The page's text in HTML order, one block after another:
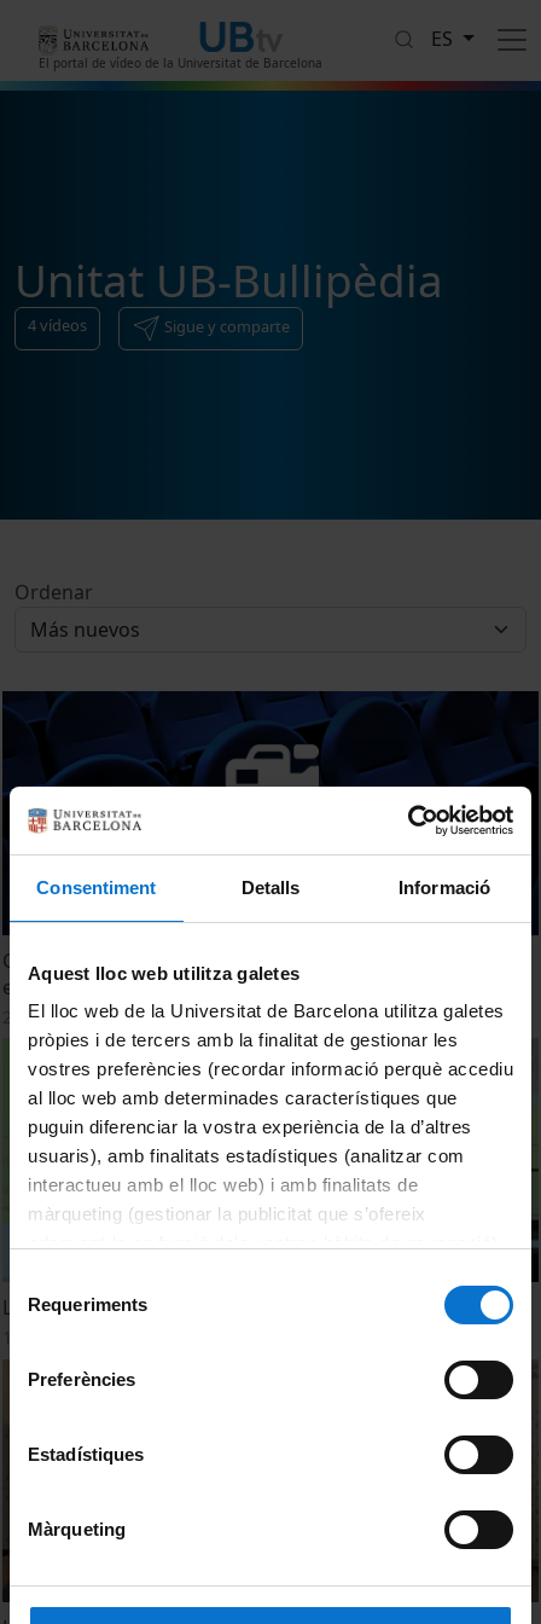
Consentiment Detalls Informació
Aquest lloc web utilitza galetes
El lloc web de la Universitat de Barcelona utilitza galetes
pròpies i de tercers amb la finalitat de gestionar les
vostres preferències (recordar informació perquè accediu
al lloc web amb determinades característiques que
puguin diferenciar la vostra experiència de la d’altres
usuaris), amb finalitats estadístiques (analitzar com
interactueu amb el lloc web) i amb finalitats de
màrqueting (gestionar la publicitat que s’ofereix
consultar laPolítica de galetes del lloc web de la
de Requeriments
Preferències
Estadístiques
Màrqueting
El portal de vídeo de la Universitat de Barcelona
ES
Unitat UB-Bullipèdia
4vídeos Sigue y comparte
Ordenar
Classificació de productes culinaris i gastronómics no
elaborats derivats
25 Septiembre, 2014
La xocolata i els estats mentals (Clip)